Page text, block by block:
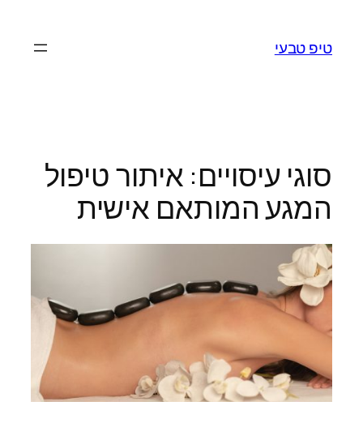
טיפ טבעי
סוגי עיסויים: איתור טיפול
המגע המותאם אישית